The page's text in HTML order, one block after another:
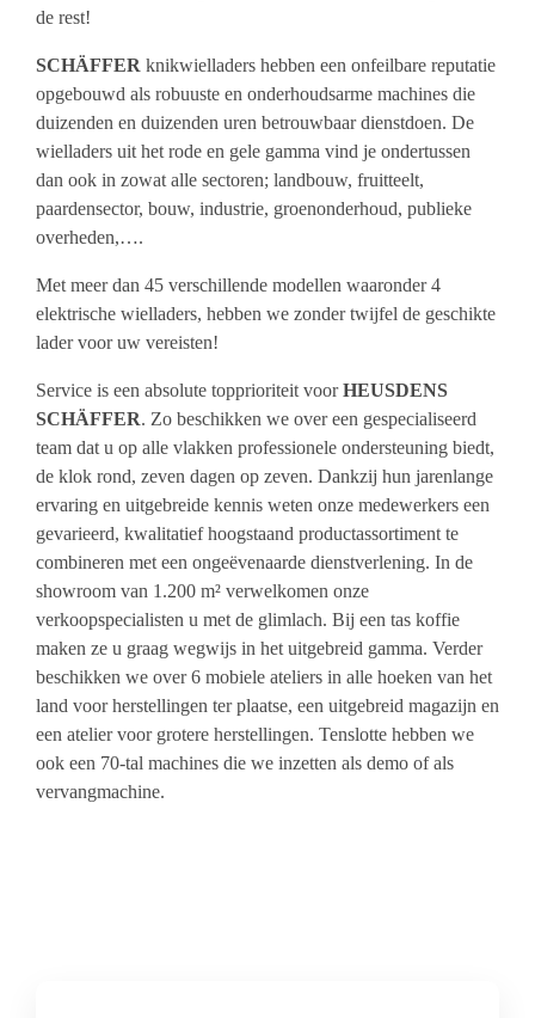
de rest!
SCHÄFFER knikwielladers hebben een onfeilbare reputatie
opgebouwd als robuuste en onderhoudsarme machines die
duizenden en duizenden uren betrouwbaar dienstdoen. De
wielladers uit het rode en gele gamma vind je ondertussen
dan ook in zowat alle sectoren; landbouw, fruitteelt,
paardensector, bouw, industrie, groenonderhoud, publieke
overheden,….
Met meer dan 45 verschillende modellen waaronder 4
elektrische wielladers, hebben we zonder twijfel de geschikte
lader voor uw vereisten!
Service is een absolute topprioriteit voorHEUSDENS
SCHÄFFER. Zo beschikken we over een gespecialiseerd
team dat u op alle vlakken professionele ondersteuning biedt,
de klok rond, zeven dagen op zeven. Dankzij hun jarenlange
ervaring en uitgebreide kennis weten onze medewerkers een
gevarieerd, kwalitatief hoogstaand productassortiment te
combineren met een ongeëvenaarde dienstverlening. In de
showroom van 1.200 m² verwelkomen onze
verkoopspecialisten u met de glimlach. Bij een tas koffie
maken ze u graag wegwijs in het uitgebreid gamma. Verder
beschikken we over 6 mobiele ateliers in alle hoeken van het
land voor herstellingen ter plaatse, een uitgebreid magazijn en
een atelier voor grotere herstellingen. Tenslotte hebben we
ook een 70-tal machines die we inzetten als demo of als
vervangmachine.